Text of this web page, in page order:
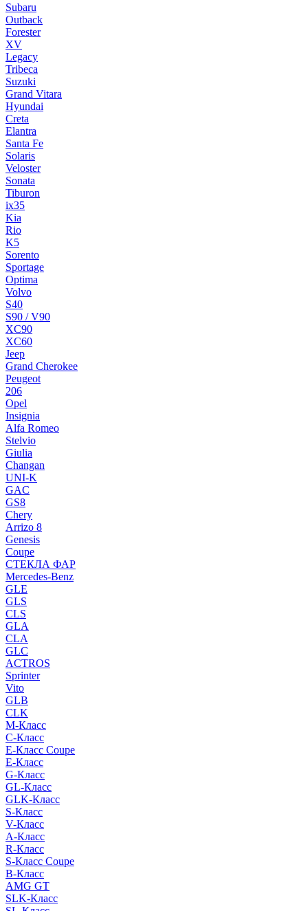
Subaru
Outback
Forester
XV
Legacy
Tribeca
Suzuki
Grand Vitara
Hyundai
Creta
Elantra
Santa Fe
Solaris
Veloster
Sonata
Tiburon
ix35
Kia
Rio
K5
Sorento
Sportage
Optima
Volvo
S40
S90 / V90
XC90
XC60
Jeep
Grand Cherokee
Peugeot
206
Opel
Insignia
Alfa Romeo
Stelvio
Giulia
Changan
UNI-K
GAC
GS8
Chery
Arrizo 8
Genesis
Coupe
СТЕКЛА ФАР
Mercedes-Benz
GLE
GLS
CLS
GLA
CLA
GLC
ACTROS
Sprinter
Vito
GLB
CLK
M-Класс
C-Класс
E-Класс Coupe
E-Класс
G-Класс
GL-Класс
GLK-Класс
S-Класс
V-Класс
A-Класс
R-Класс
S-Класс Сoupe
B-Класс
AMG GT
SLK-Класс